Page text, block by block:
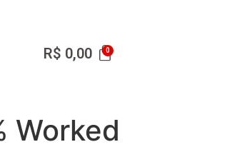
R$ 0,00
Worked